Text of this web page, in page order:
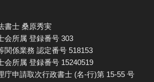
書士 桑原秀実
所属 登録番号 303
係業務 認定番号 518153
所属 登録番号 15240519
申請取次行政書士 (名-行)第 15-55 号